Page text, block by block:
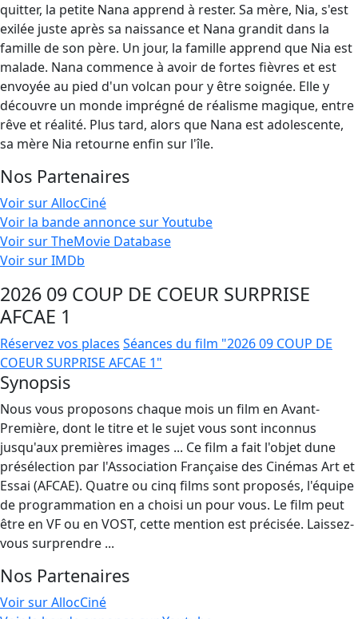
quitter, la petite Nana apprend à rester. Sa mère, Nia, s'est
exilée juste après sa naissance et Nana grandit dans la
famille de son père. Un jour, la famille apprend que Nia est
malade. Nana commence à avoir de fortes fièvres et est
envoyée au pied d'un volcan pour y être soignée. Elle y
découvre un monde imprégné de réalisme magique, entre
rêve et réalité. Plus tard, alors que Nana est adolescente,
sa mère Nia retourne enfin sur l'île.
Nos Partenaires
Voir sur AllocCiné
Voir la bande annonce sur Youtube
Voir sur TheMovie Database
Voir sur IMDb
2026 09 COUP DE COEUR SURPRISE
AFCAE 1
Réservez vos places Séances du film "2026 09 COUP DE
COEUR SURPRISE AFCAE 1"
Synopsis
Nous vous proposons chaque mois un film en Avant-
Première, dont le titre et le sujet vous sont inconnus
jusqu'aux premières images ... Ce film a fait l'objet dune
présélection par l'Association Française des Cinémas Art et
Essai (AFCAE). Quatre ou cinq films sont proposés, l'équipe
de programmation en a choisi un pour vous. Le film peut
être en VF ou en VOST, cette mention est précisée. Laissez-
vous surprendre ...
Nos Partenaires
Voir sur AllocCiné